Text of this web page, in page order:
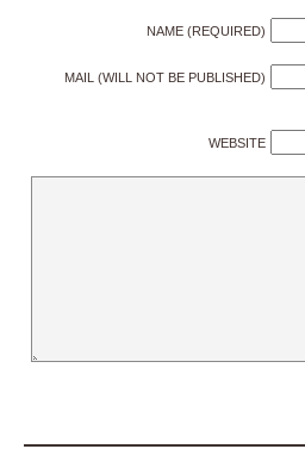
NAME (REQUIRED)
MAIL (WILL NOT BE PUBLISHED)
WEBSITE